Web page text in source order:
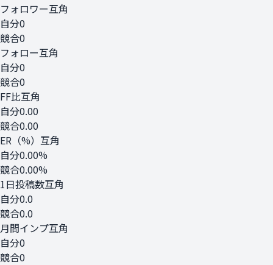
フォロワー互角
自分0
競合0
フォロー互角
自分0
競合0
FF比互角
自分0.00
競合0.00
ER（%） 互角
自分0.00%
競合0.00%
1日投稿数互角
自分0.0
競合0.0
月間インプ互角
自分0
競合0